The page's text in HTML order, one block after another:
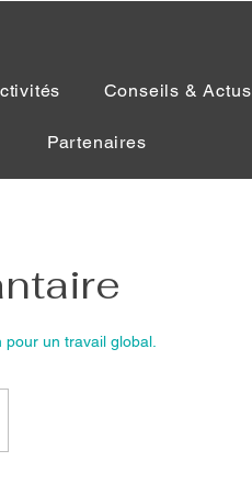
Conseils & Actus
Partenaires
un travail global.